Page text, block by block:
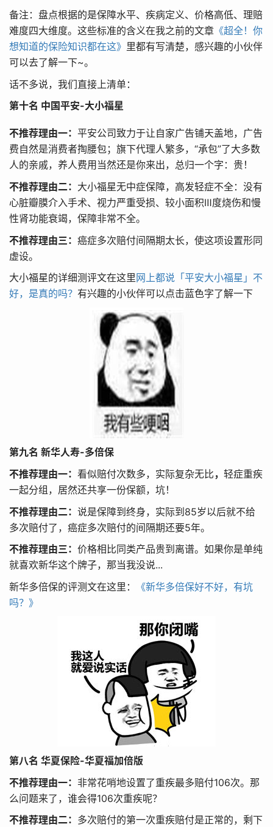
备注：盘点根据的是保障水平、疾病定义、价格高低、理赔
难度四大维度。这些标准的含义在我之前的文章 《超全！你
想知道的保险知识都在这》 里都有写清楚，感兴趣的小伙伴
可以去了解一下~。
话不多说，我们直接上清单：
第十名 中国平安-大小福星
不推荐理由一： 平安公司致力于让自家广告铺天盖地，广告
费自然是消费者掏腰包；旗下代理人繁多，“承包”了大多数
人的亲戚，养人费用当然还是你来出，总归一个字：贵！
不推荐理由二： 大小福星无中症保障，高发轻症不全：没有
心脏瓣膜介入手术、视力严重受损、较小面积Ⅲ度烧伤和慢
性肾功能衰竭，保障非常不全。
不推荐理由三： 癌症多次赔付间隔期太长，使这项设置形同
虚设。
大小福星的详细测评文在这里网上都说「平安大小福星」不
好，是真的吗？ 有兴趣的小伙伴可以点击蓝色字了解一下
第九名 新华人寿-多倍保
不推荐理由一： 看似赔付次数多，实际复杂无比 ， 轻症重疾
一起分组，居然还共享一份保额，坑！
不推荐理由二： 说是保障到终身，实际到85岁以后就不给
多次赔付了，癌症多次赔付的间隔期还要5年。
不推荐理由三： 价格相比同类产品贵到离谱。如果你是单纯
就喜欢新华这个牌子，那当我没说...
新华多倍保的评测文在这里：
《新华多倍保好不好，有坑
吗？》
第八名 华夏保险-华夏福加倍版
不推荐理由一： 非常花哨地设置了重疾最多赔付106次。那
么问题来了，谁会得106次重疾呢？
不推荐理由二： 多次赔付的第一次重疾赔付是正常的，剩下